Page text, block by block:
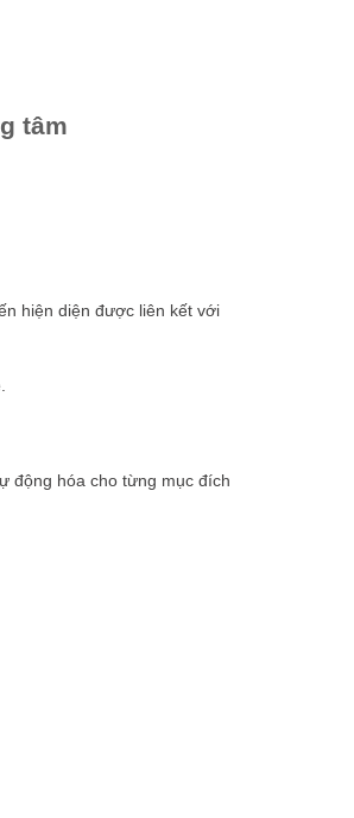
tâm
hiện diện được liên kết với
động hóa cho từng mục đích